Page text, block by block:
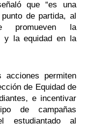
que “es una
de partida, al
promueven la
y la equidad en la
acciones permiten
de Equidad de
e incentivar
de campañas
estudiantado al